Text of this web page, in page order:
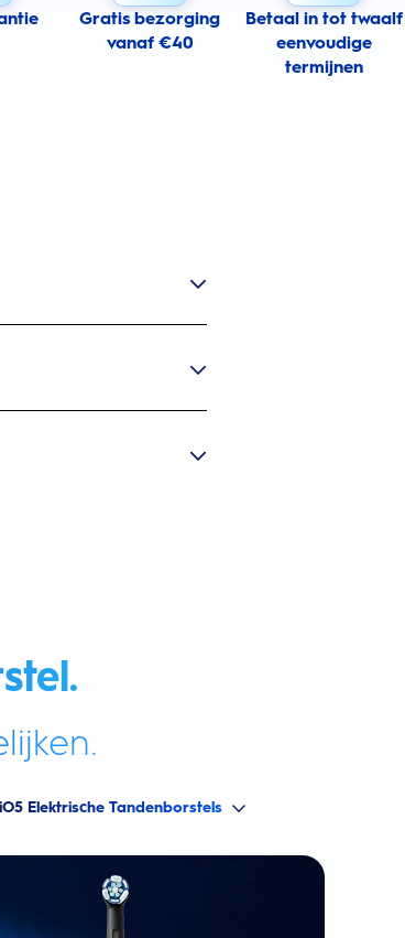
Gratis bezorging
vanaf €40
Betaal in tot twaalf
eenvoudige
termijnen
iO5 Elektrische Tandenborstels